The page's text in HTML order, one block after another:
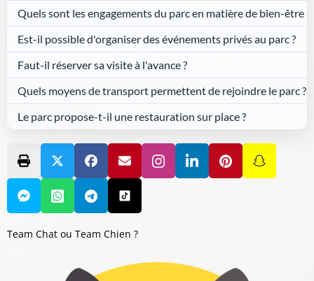
Quels sont les engagements du parc en matière de bien-être
Est-il possible d'organiser des événements privés au parc ?
Faut-il réserver sa visite à l'avance ?
Quels moyens de transport permettent de rejoindre le parc ?
Le parc propose-t-il une restauration sur place ?
Team Chat ou Team Chien ?